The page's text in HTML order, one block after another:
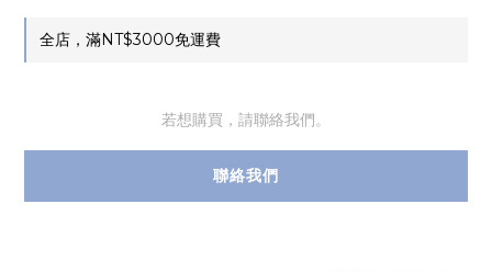
全店，滿NT$3000免運費
若想購買，請聯絡我們。
聯絡我們